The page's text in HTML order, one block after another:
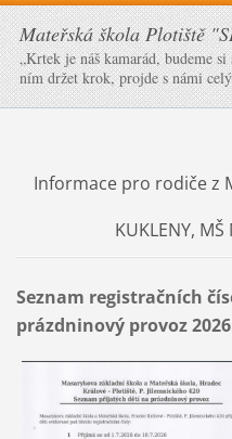
Mateřská škola Plotiště
„Krtek je náš kamarád, budeme
ním držet krok, projde s námi
Informace pro rodiče z
KUKLENY, MŠ
Seznam registračních
prázdninový provoz